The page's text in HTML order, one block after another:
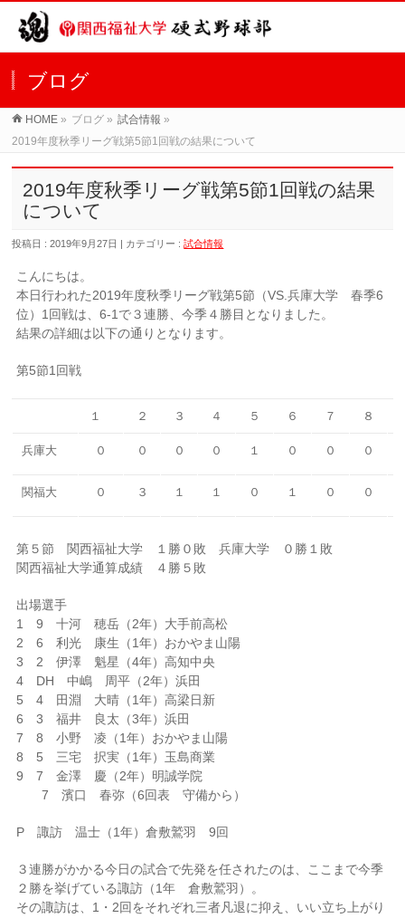
ブログ
HOME » ブログ » 試合情報 »
2019年度秋季リーグ戦第5節1回戦の結果について
2019年度秋季リーグ戦第5節1回戦の結果
について
投稿日 : 2019年9月27日 | カテゴリー :試合情報
こんにちは。
本日行われた2019年度秋季リーグ戦第5節（VS.兵庫大学 春季6
位）1回戦は、6-1で３連勝、今季４勝目となりました。
結果の詳細は以下の通りとなります。
第5節1回戦
１ ２ ３ ４ ５ ６ ７ ８
兵庫大 ０ ０ ０ ０ １ ０ ０ ０
関福大 ０ ３ １ １ ０ １ ０ ０
第５節 関西福祉大学 １勝０敗 兵庫大学 ０勝１敗
関西福祉大学通算成績 ４勝５敗
出場選手
1 9 十河 穂岳（2年）大手前高松
2 6 利光 康生（1年）おかやま山陽
3 2 伊澤 魁星（4年）高知中央
4 DH 中嶋 周平（2年）浜田
5 4 田淵 大晴（1年）高梁日新
6 3 福井 良太（3年）浜田
7 8 小野 凌（1年）おかやま山陽
8 5 三宅 択実（1年）玉島商業
9 7 金澤 慶（2年）明誠学院
7 濱口 春弥（6回表 守備から）
P 諏訪 温士（1年）倉敷鷲羽 9回
３連勝がかかる今日の試合で先発を任されたのは、ここまで今季
２勝を挙げている諏訪（1年 倉敷鷲羽）。
その諏訪は、1・2回をそれぞれ三者凡退に抑え、いい立ち上がり